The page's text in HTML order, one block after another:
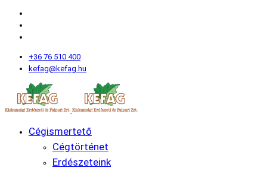
+36 76 510 400
kefag@kefag.hu
Cégismertető
Cégtörténet
Erdészeteink